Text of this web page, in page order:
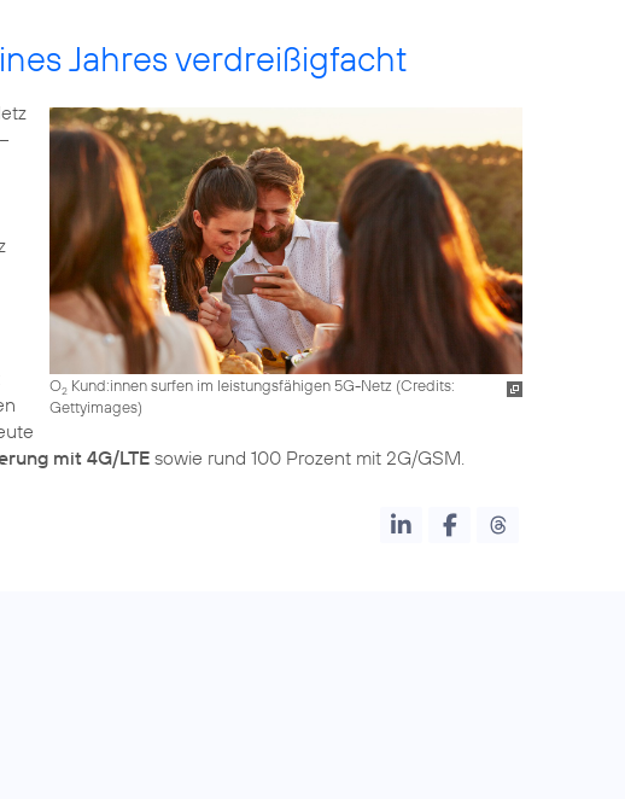
Jahres verdreißigfacht
O2Kund:innen surfen im leistungsfähigen 5G-Netz (Credits:
Gettyimages)
mit 4G/LTE sowie rund 100 Prozent mit 2G/GSM.